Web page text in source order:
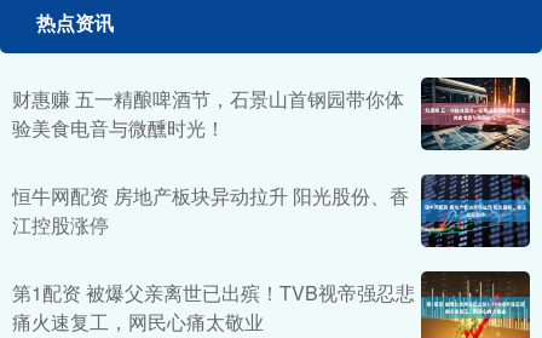
热点资讯
财惠赚 五一精酿啤酒节，石景山首钢园带你体
验美食电音与微醺时光！
恒牛网配资 房地产板块异动拉升 阳光股份、香
江控股涨停
第1配资 被爆父亲离世已出殡！TVB视帝强忍悲
痛火速复工，网民心痛太敬业